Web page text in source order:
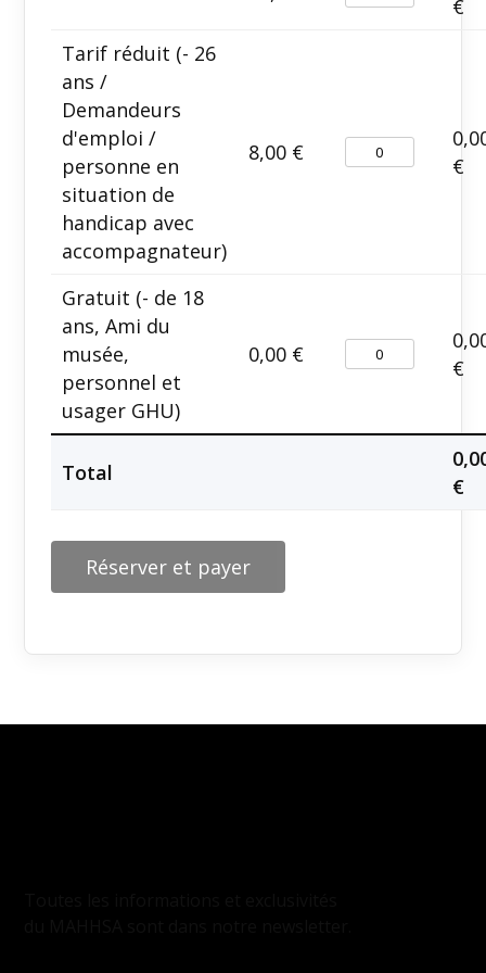
€
Tarif réduit (- 26
ans /
Demandeurs
d'emploi /
personne en
situation de
handicap avec
accompagnateur)
8,00 €
€
Gratuit (- de 18
ans, Ami du
musée,
personnel et
usager GHU)
0,00 €
€
Total
€
Réserver et payer